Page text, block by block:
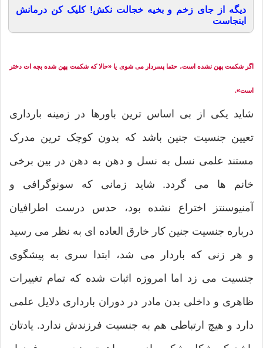
دیگه از جای زخم و بخیه خجالت نکش! کلیک کن درمانش
اینجاست
اگر شکمت پهن نشده است، حتما پسردار می شوی یا «حالا که شکمت پهن شده بچه ات دختر
است».
شاید یکی از بی اساس ترین باورها در زمینه بارداری
تعیین جنسیت جنین باشد که بدون کوچک ترین مدرک
مستند علمی نسل به نسل و دهن به دهن در بین برخی
خانم ها می گردد. شاید زمانی که سونوگرافی و
آمنیوسنتز اختراع نشده بود، حدس درست اطرافیان
درباره جنسیت جنین کار خارق العاده ای به نظر می رسید
و هر زنی که باردار می شد، ابتدا سری به پیشگوی
جنسیت می زد اما امروزه اثبات شده که تمام تغییرات
ظاهری و داخلی بدن مادر در دوران بارداری دلایل علمی
دارد و هیچ ارتباطی هم به جنسیت فرزندش ندارد. یادتان